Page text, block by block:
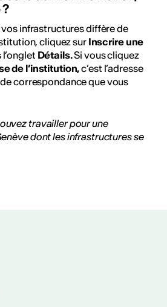
vos infrastructures diffère de
cliquez sur Inscrire une
Détails.Si vous cliquez
de l’institution,c’est l’adresse
correspondance que vous
travailler pour une
dont les infrastructures se